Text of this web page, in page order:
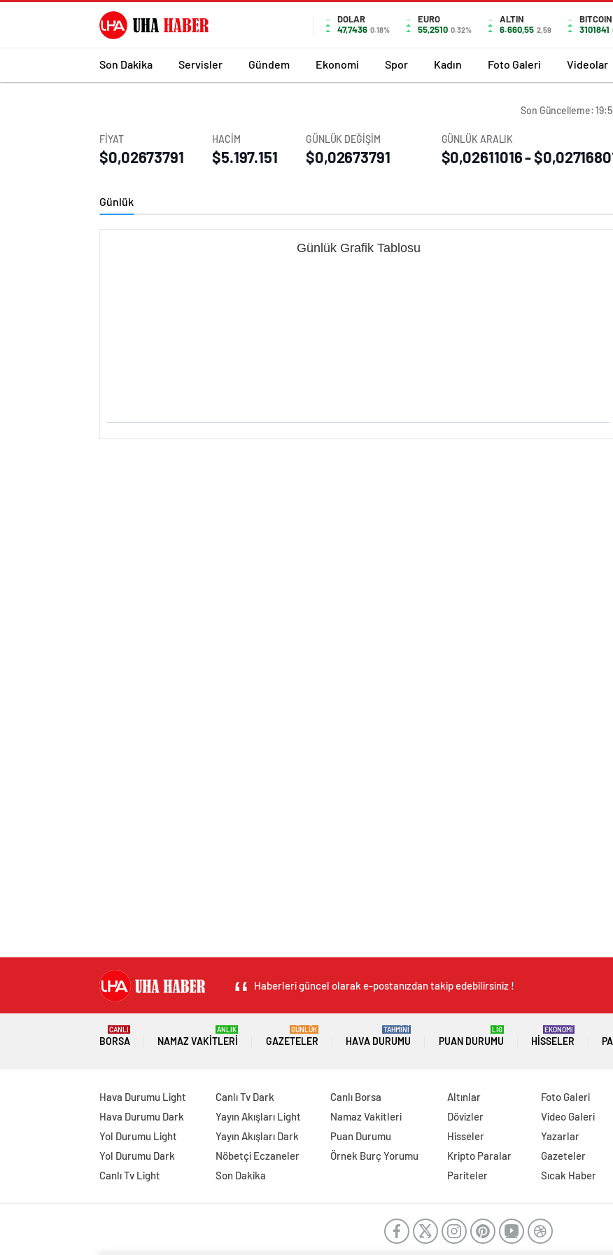
DOLAR
47,7436 0.18%
EURO
55,2510 0.32%
ALTIN
6.660,55 2,59
BITCOIN
3101841
Son Dakika Servisler Gündem Ekonomi Spor Kadın Foto Galeri Videolar
Son Güncelleme:
FİYAT
$0,02673791
HACİM
$5.197.151
GÜNLÜK DEĞİŞİM
$0,02673791
GÜNLÜK ARALIK
$0,02611016 -
Günlük
Günlük Grafik Tablosu
Haberleri güncel olarak e-postanızdan takip edebilirsiniz !
BORSA
CANLI
NAMAZ VAKITLERI
ANLIK
GAZETELER
GÜNLÜK
HAVA DURUMU
TAHMİNİ
PUAN DURUMU
LİG
HISSELER
EKONOMİ
Hava Durumu Light
Hava Durumu Dark
Yol Durumu Light
Yol Durumu Dark
Canlı Tv Light
Canlı Tv Dark
Yayın Akışları Light
Yayın Akışları Dark
Nöbetçi Eczaneler
Son Dakika
Canlı Borsa
Namaz Vakitleri
Puan Durumu
Örnek Burç Yorumu
Altınlar
Dövizler
Hisseler
Kripto Paralar
Pariteler
Foto Galeri
Video Galeri
Yazarlar
Gazeteler
Sıcak Haber